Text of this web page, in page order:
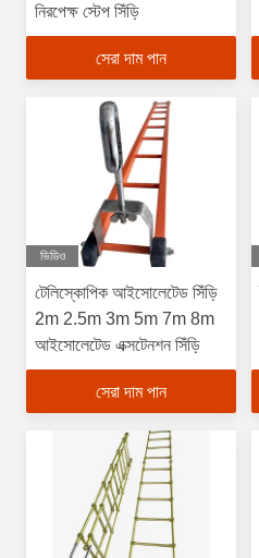
নিরপেক্ষ স্টেপ সিঁড়ি
সেরা দাম পান
ভিডিও
টেলিস্কোপিক আইসোলেটেড সিঁড়ি
2m 2.5m 3m 5m 7m 8m
আইসোলেটেড এক্সটেনশন সিঁড়ি
সেরা দাম পান